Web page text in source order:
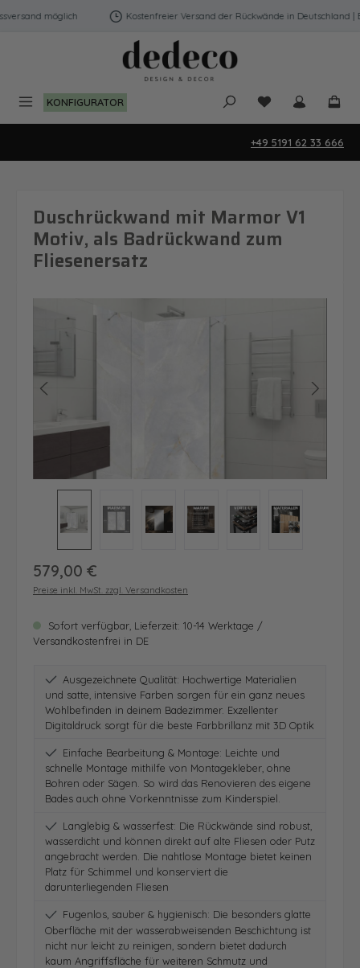
Zum Hauptinhalt springen
möglich Kostenfreier Versand der Rückwände in Deutschland |
KONFIGURATOR Du hast 0
+49 5191 62 33 666
Duschrückwand mit Marmor V1
Motiv, als Badrückwand zum
Fliesenersatz
Regulärer Preis:
579,00 €
Preise inkl. MwSt. zzgl. Versandkosten
Sofort verfügbar, Lieferzeit: 10-14 Werktage /
Versandkostenfrei in DE
Ausgezeichnete Qualität: Hochwertige Materialien
und satte, intensive Farben sorgen für ein ganz neues
Wohlbefinden in deinem Badezimmer. Exzellenter
Digitaldruck sorgt für die beste Farbbrillanz mit 3D Optik
Einfache Bearbeitung & Montage: Leichte und
schnelle Montage mithilfe von Montagekleber, ohne
Bohren oder Sägen. So wird das Renovieren des eigene
Bades auch ohne Vorkenntnisse zum Kinderspiel.
Langlebig & wasserfest: Die Rückwände sind robust,
wasserdicht und können direkt auf alte Fliesen oder Putz
angebracht werden. Die nahtlose Montage bietet keinen
Platz für Schimmel und konserviert die
darunterliegenden Fliesen
Fugenlos, sauber & hygienisch: Die besonders glatte
Oberfläche mit der wasserabweisenden Beschichtung ist
nicht nur leicht zu reinigen, sondern bietet dadurch
kaum Angriffsfläche für weiteren Schmutz und